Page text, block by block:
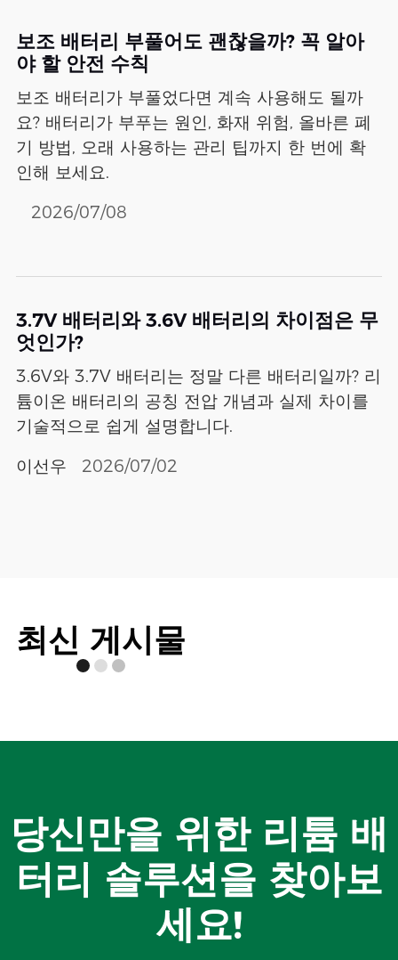
보조 배터리 부풀어도 괜찮을까? 꼭 알아
야 할 안전 수칙
보조 배터리가 부풀었다면 계속 사용해도 될까
요? 배터리가 부푸는 원인, 화재 위험, 올바른 폐
기 방법, 오래 사용하는 관리 팁까지 한 번에 확
인해 보세요.
2026/07/08
3.7V 배터리와 3.6V 배터리의 차이점은 무
엇인가?
3.6V와 3.7V 배터리는 정말 다른 배터리일까? 리
튬이온 배터리의 공칭 전압 개념과 실제 차이를
기술적으로 쉽게 설명합니다.
이선우
2026/07/02
최신 게시물
당신만을 위한 리튬 배
터리 솔루션을 찾아보
세요!